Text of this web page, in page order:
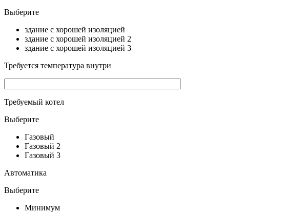
Выберите
здание с хорошей изоляцией
здание с хорошей изоляцией 2
здание с хорошей изоляцией 3
Требуется температура внутри
Требуемый котел
Выберите
Газовый
Газовый 2
Газовый 3
Автоматика
Выберите
Минимум